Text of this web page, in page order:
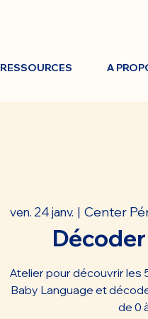
RESSOURCES A
ven. 24 janv.
  |
Center
Atelier pour découvrir les
Baby Language et
de 0